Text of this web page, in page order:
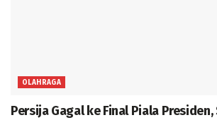
OLAHRAGA
Persija Gagal ke Final Piala